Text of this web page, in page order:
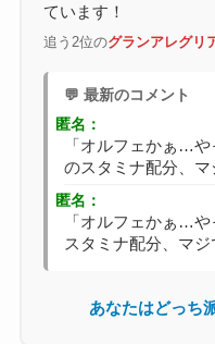
ています！
追う2位のグランアレグリ
💬 最新のコメント
匿名：
「オルフェかぁ…
のスタミナ配分、マ
匿名：
「オルフェかぁ…
スタミナ配分、マジ
あなたはどっち